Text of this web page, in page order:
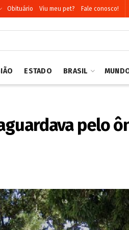
Obituário Viu meu pet? Fale conosco!
ESTADO BRASIL
pelo